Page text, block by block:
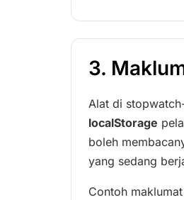
3.
Alat di
localStorage
boleh
yang sedang
Contoh